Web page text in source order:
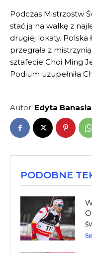
Podczas Mistrzostw
stać ją na walkę z
drugiej lokaty. Polska
przegrała z
sztafecie Choi Ming
Podium uzupełniła
Autor: Edyta
PODOBNE